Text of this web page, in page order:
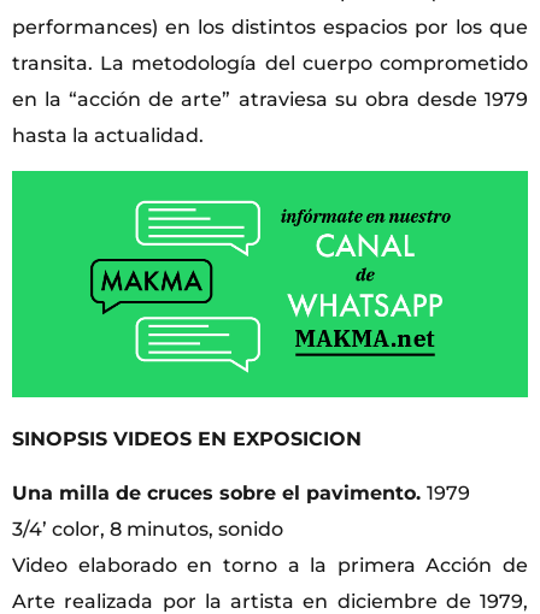
performances) en los distintos espacios por los que
transita. La metodología del cuerpo comprometido
en la “acción de arte” atraviesa su obra desde 1979
hasta la actualidad.
SINOPSIS VIDEOS EN EXPOSICION
Una milla de cruces sobre el pavimento. 1979
3/4’ color, 8 minutos, sonido
Video elaborado en torno a la primera Acción de
Arte realizada por la artista en diciembre de 1979,